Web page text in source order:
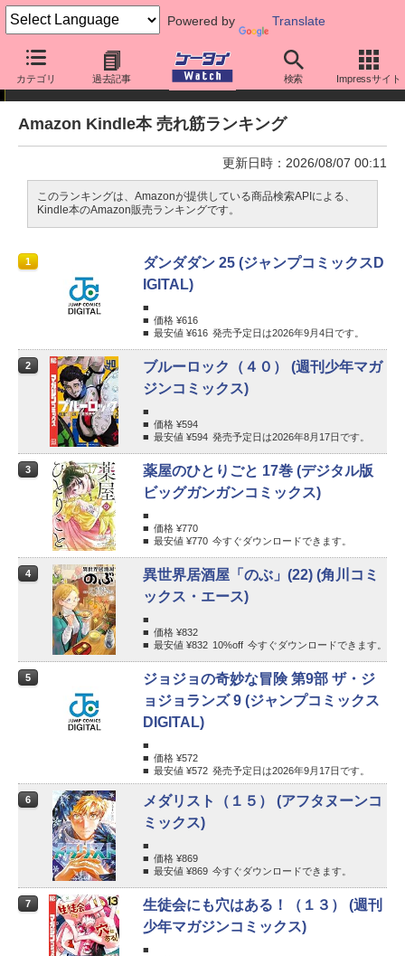
Powered by Translate
カテゴリ 過去記事 検索 Impressサイト
ランキング
Amazon Kindle本 売れ筋ランキング
更新日時：2026/08/07 00:11
このランキングは、Amazonが提供している商品検索APIによる、
Kindle本のAmazon販売ランキングです。
1
ダンダダン 25 (ジャンプコミックスD
IGITAL)
価格 ¥616
最安値 ¥616 発売予定日は2026年9月4日です。
2
ブルーロック（４０） (週刊少年マガ
ジンコミックス)
価格 ¥594
最安値 ¥594 発売予定日は2026年8月17日です。
3
薬屋のひとりごと 17巻 (デジタル版
ビッグガンガンコミックス)
価格 ¥770
最安値 ¥770 今すぐダウンロードできます。
4
異世界居酒屋「のぶ」(22) (角川コミ
ックス・エース)
価格 ¥832
最安値 ¥832 10%off 今すぐダウンロードできます。
5
ジョジョの奇妙な冒険 第9部 ザ・ジ
ョジョランズ 9 (ジャンプコミックス
DIGITAL)
価格 ¥572
最安値 ¥572 発売予定日は2026年9月17日です。
6
メダリスト（１５） (アフタヌーンコ
ミックス)
価格 ¥869
最安値 ¥869 今すぐダウンロードできます。
7
生徒会にも穴はある！（１３） (週刊
少年マガジンコミックス)